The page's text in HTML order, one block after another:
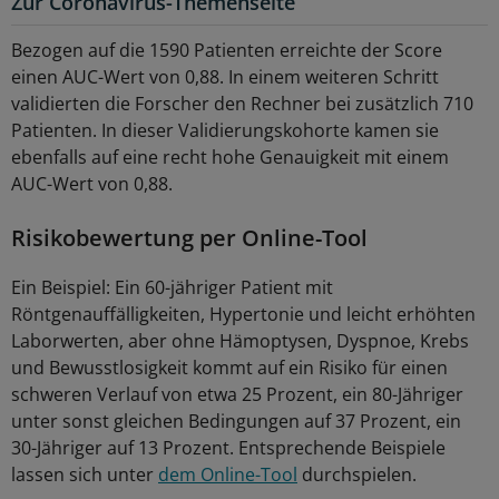
Bezogen auf die 1590 Patienten erreichte der Score
einen AUC-Wert von 0,88. In einem weiteren Schritt
validierten die Forscher den Rechner bei zusätzlich 710
Patienten. In dieser Validierungskohorte kamen sie
ebenfalls auf eine recht hohe Genauigkeit mit einem
AUC-Wert von 0,88.
Risikobewertung per Online-Tool
Ein Beispiel: Ein 60-jähriger Patient mit
Röntgenauffälligkeiten, Hypertonie und leicht erhöhten
Laborwerten, aber ohne Hämoptysen, Dyspnoe, Krebs
und Bewusstlosigkeit kommt auf ein Risiko für einen
schweren Verlauf von etwa 25 Prozent, ein 80-Jähriger
unter sonst gleichen Bedingungen auf 37 Prozent, ein
30-Jähriger auf 13 Prozent. Entsprechende Beispiele
lassen sich unter dem Online-Tool durchspielen.